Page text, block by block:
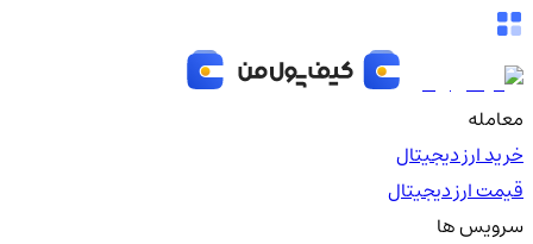
معامله
خرید ارز دیجیتال
قیمت ارز دیجیتال
سرویس ها